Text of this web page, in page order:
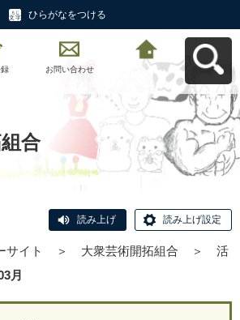
ひらがなをつける
お問い合わせ
あだち協働パートナ
ーサイトへ戻る
合
読み上げ 読み上げ設定
サイト ＞ 大衆芸術開拓組合 ＞
活
月